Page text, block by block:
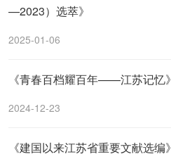
—2023）选萃》
2025-01-06
《青春百档耀百年——江苏记忆》
2024-12-23
《建国以来江苏省重要文献选编》